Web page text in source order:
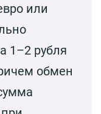
или
1–2 рубля
обмен